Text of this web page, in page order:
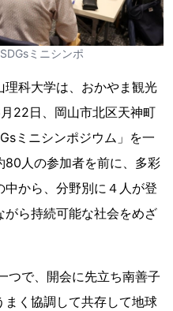
ミニシンポ
科大学は、おかやま観光
22日、岡山市北区天神町
ミニシンポジウム」を一
80人の参加者を前に、多彩
から、分野別に４人が登
ら持続可能な社会をめざ
で、開会に先立ち南善子
く協調して共存して地球